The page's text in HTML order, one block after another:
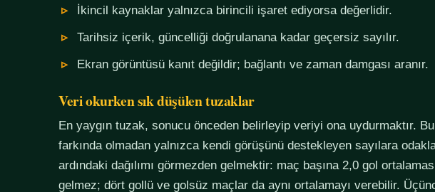
İkincil kaynaklar yalnızca birincili işaret ediyorsa değerlidir.
Tarihsiz içerik, güncelliği doğrulanana kadar geçersiz sayılır.
Ekran görüntüsü kanıt değildir; bağlantı ve zaman damgası aranır.
Veri okurken sık düşülen tuzaklar
En yaygın tuzak, sonucu önceden belirleyip veriyi ona uydurmaktır.
farkında olmadan yalnızca kendi görüşünü destekleyen sayılara
ardındaki dağılımı görmezden gelmektir: maç başına 2,0 gol
gelmez; dört gollü ve golsüz maçlar da aynı ortalamayı verebilir.